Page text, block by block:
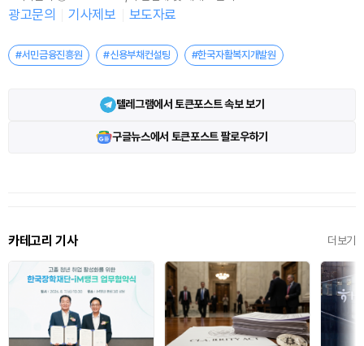
광고문의 기사제보 보도자료
#서민금융진흥원 #신용부채컨설팅 #한국자활복지개발원
텔레그램에서 토큰포스트 속보 보기
구글뉴스에서 토큰포스트 팔로우하기
카테고리 기사 더보기